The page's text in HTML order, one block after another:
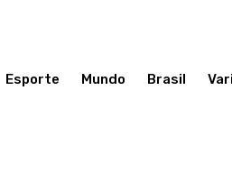
Esporte Mundo Brasil